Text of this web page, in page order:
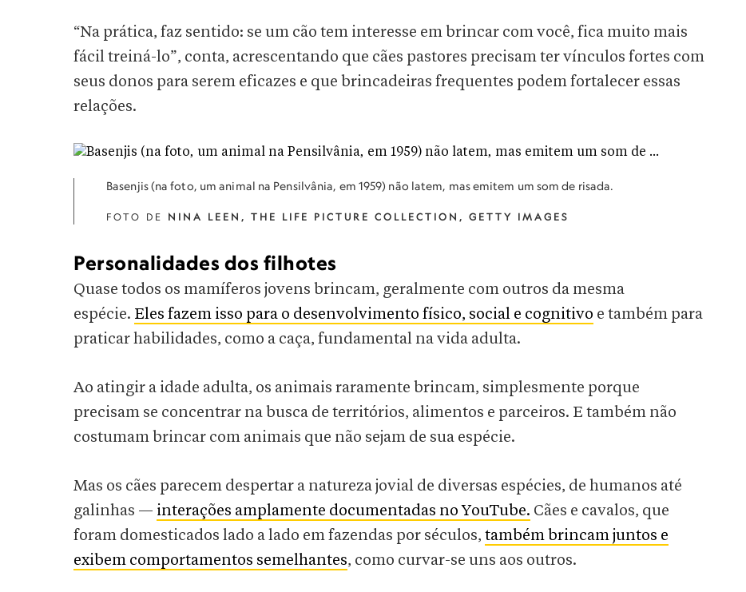
“Na prática, faz sentido: se um cão tem interesse em brincar com você, fica muito mais
fácil treiná-lo”, conta, acrescentando que cães pastores precisam ter vínculos fortes com
seus donos para serem eficazes e que brincadeiras frequentes podem fortalecer essas
relações.
Basenjis (na foto, um animal na Pensilvânia, em 1959) não latem, mas emitem um som de risada.
FOTO DE NINA LEEN, THE LIFE PICTURE COLLECTION, GETTY IMAGES
Personalidades dos filhotes
Quase todos os mamíferos jovens brincam, geralmente com outros da mesma
espécie. Eles fazem isso para o desenvolvimento físico, social e cognitivo e também para
praticar habilidades, como a caça, fundamental na vida adulta.
Ao atingir a idade adulta, os animais raramente brincam, simplesmente porque
precisam se concentrar na busca de territórios, alimentos e parceiros. E também não
costumam brincar com animais que não sejam de sua espécie.
Mas os cães parecem despertar a natureza jovial de diversas espécies, de humanos até
galinhas — interações amplamente documentadas no YouTube. Cães e cavalos, que
foram domesticados lado a lado em fazendas por séculos, também brincam juntos e
exibem comportamentos semelhantes, como curvar-se uns aos outros.